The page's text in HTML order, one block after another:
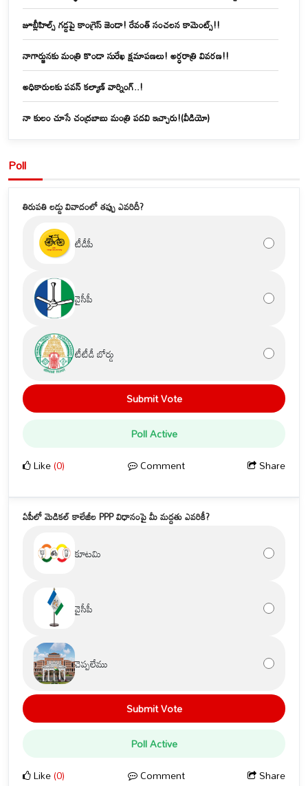
జూబ్లీహిల్స్‌ గడ్డపై కాంగ్రెస్ జెండా! రేవంత్ సంచలన కామెంట్స్!!
నాగార్జునకు మంత్రి కొండా సురేఖ క్షమాపణలు! అర్ధరాత్రి వివరణ!!
అధికారులకు పవన్ కల్యాణ్ వార్నింగ్..!
నా కులం చూసే చంద్రబాబు మంత్రి పదవి ఇచ్చారు!(వీడియో)
Poll
తిరుపతి లడ్డు వివాదంలో తప్పు ఎవరిదీ?
టీడీపీ
వైసీపీ
టీటీడీ బోర్డు
Submit Vote
Poll Active
Like(0) Comment Share
ఏపీలో మెడికల్ కాలేజీల PPP విధానంపై మీ మద్దతు ఎవరికీ?
కూటమి
వైసీపీ
చెప్పలేము
Submit Vote
Poll Active
Like(0) Comment Share